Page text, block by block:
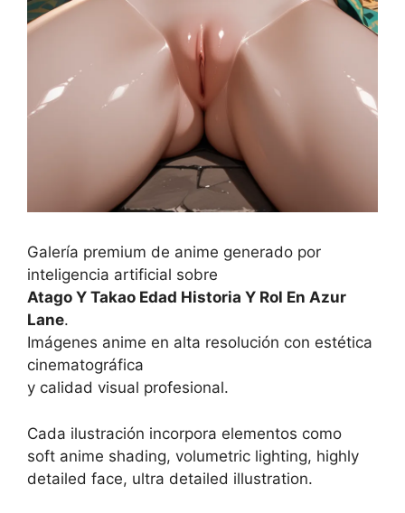
Galería premium de anime generado por
inteligencia artificial sobre
Atago Y Takao Edad Historia Y Rol En Azur
Lane.
Imágenes anime en alta resolución con estética
cinematográfica
y calidad visual profesional.
Cada ilustración incorpora elementos como
soft anime shading, volumetric lighting, highly
detailed face, ultra detailed illustration.